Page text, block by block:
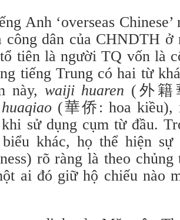
Anh ‘overseas
công dân của CHNDTH ở
tiên là người TQ vốn là
tiếng Trung có hai từ
này, waiji huaren (外籍
huaqiao (華侨: hoa kiều),
sử dụng cụm từ đầu.
biểu khác, họ thể hiện
rõ ràng là theo
ai đó giữ hộ chiếu nào